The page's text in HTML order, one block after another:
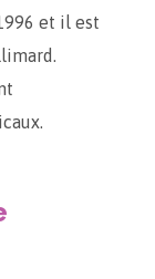
et il est